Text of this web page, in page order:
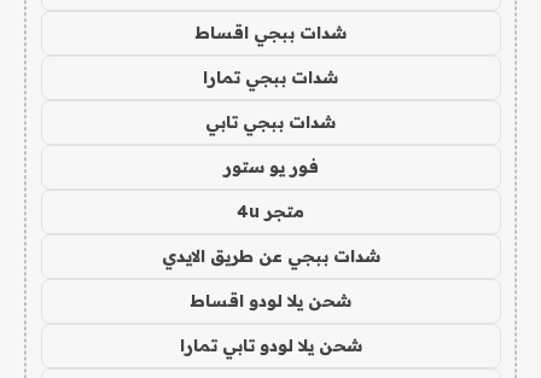
شدات ببجي اقساط
شدات ببجي تمارا
شدات ببجي تابي
فور يو ستور
متجر 4u
شدات ببجي عن طريق الايدي
شحن يلا لودو اقساط
شحن يلا لودو تابي تمارا